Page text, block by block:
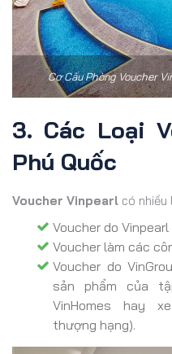
Cơ Cấu Phòng Voucher
3. Các Loại
Phú Quốc
Voucher Vinpearl có nhiều
Voucher do
Voucher làm các
Voucher do
sản phẩm của
VinHomes hay
thượng hạng).